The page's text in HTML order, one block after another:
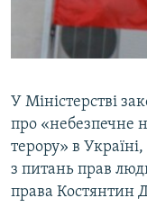
ВІДЕОУРОКИ «ELIFBE»
СВІДЧЕННЯ ОКУПАЦІЇ
ІНФОГРАФІКА
Русский
Qırımtatar
ДОЛУЧАЙСЯ!
Усі сайти RFE/RL
У Міністерстві
про «небезпечне
терору» в
з питань прав
права Костянтин